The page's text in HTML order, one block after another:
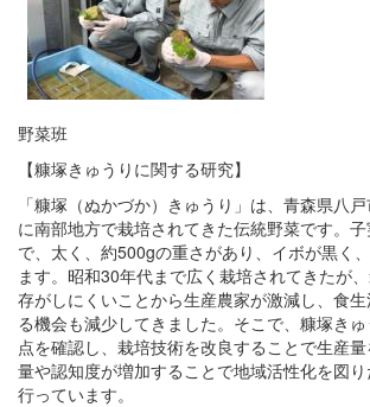
野菜班
【糠塚きゅうりに関する研究】
「糠塚（ぬかづか）きゅうり」は、青森県八
に南部地方で栽培されてきた伝統野菜です。
で、太く、約500gの重さがあり、イボが黒く
ます。昭和30年代まで広く栽培されてきたが
存がしにくいことから生産農家が激減し、食
る機会も減少してきました。そこで、糠塚き
点を確認し、栽培技術を改良することで生産
量や認知度が増加することで地域活性化を図
行っています。